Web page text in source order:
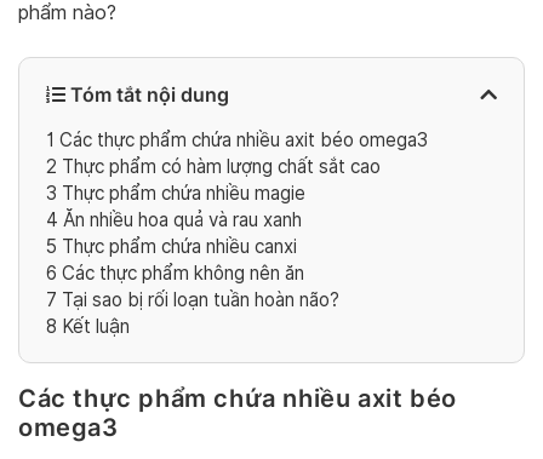
phẩm nào?
Tóm tắt nội dung
1 Các thực phẩm chứa nhiều axit béo omega3
2 Thực phẩm có hàm lượng chất sắt cao
3 Thực phẩm chứa nhiều magie
4 Ăn nhiều hoa quả và rau xanh
5 Thực phẩm chứa nhiều canxi
6 Các thực phẩm không nên ăn
7 Tại sao bị rối loạn tuần hoàn não?
8 Kết luận
Các thực phẩm chứa nhiều axit béo
omega3